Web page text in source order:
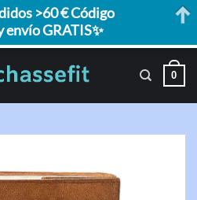
0
>60 € Código
envío GRATIS✨